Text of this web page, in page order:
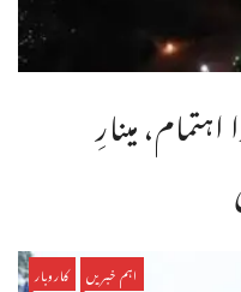
مینارِ
اہم خبریں کاروبار